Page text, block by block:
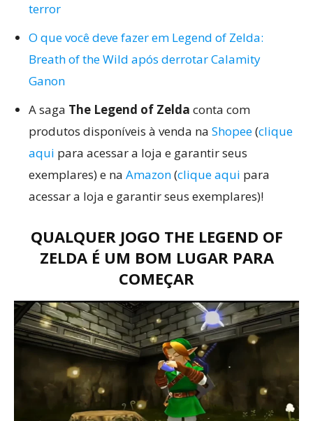
terror
O que você deve fazer em Legend of Zelda:
Breath of the Wild após derrotar Calamity
Ganon
A saga The Legend of Zelda conta com
produtos disponíveis à venda na Shopee(clique
aqui para acessar a loja e garantir seus
exemplares) e na Amazon(clique aqui para
acessar a loja e garantir seus exemplares)!
QUALQUER JOGO THE LEGEND OF
ZELDA É UM BOM LUGAR PARA
COMEÇAR